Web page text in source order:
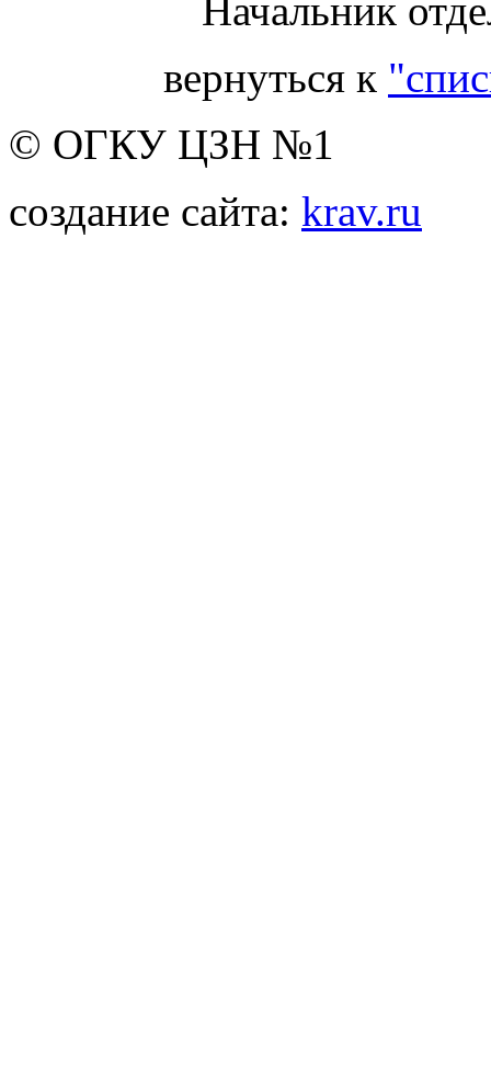
Начальник
вернуться к
© ОГКУ ЦЗН №1
создание сайта: krav.ru